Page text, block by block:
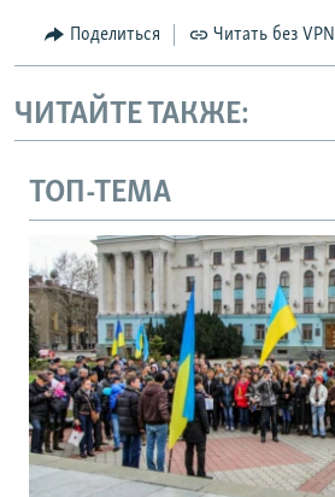
Поделиться Читать без VPN
ЧИТАЙТЕ ТАКЖЕ:
ТОП-ТЕМА